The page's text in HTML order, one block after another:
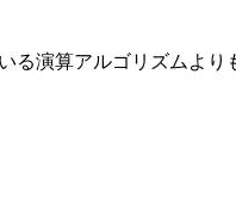
演算アルゴリズムよ